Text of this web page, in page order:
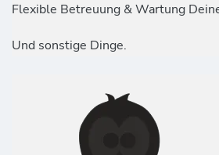
Flexible Betreuung & Wartung
Und sonstige Dinge.